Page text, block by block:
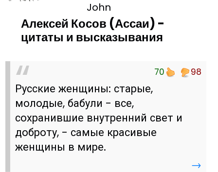
John
Алексей Косов (Ассаи) -
цитаты и высказывания
70 98
Русские женщины: старые,
молодые, бабули - все,
сохранившие внутренний свет и
доброту, - самые красивые
женщины в мире.
→